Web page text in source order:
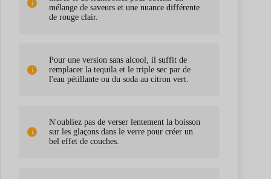
mélange de saveurs et une nuance différente
de rouge clair.
Pour une version sans alcool, il suffit de
remplacer la tequila et le triple sec par de
l'eau pétillante ou du soda au citron vert.
N'oubliez pas de verser lentement la boisson
sur les glaçons dans le verre pour créer un
bel effet de couches.